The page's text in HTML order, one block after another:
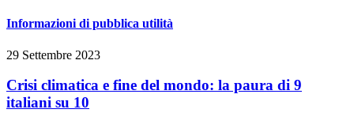
Informazioni di pubblica utilità
29 Settembre 2023
Crisi climatica e fine del mondo: la paura di 9
italiani su 10